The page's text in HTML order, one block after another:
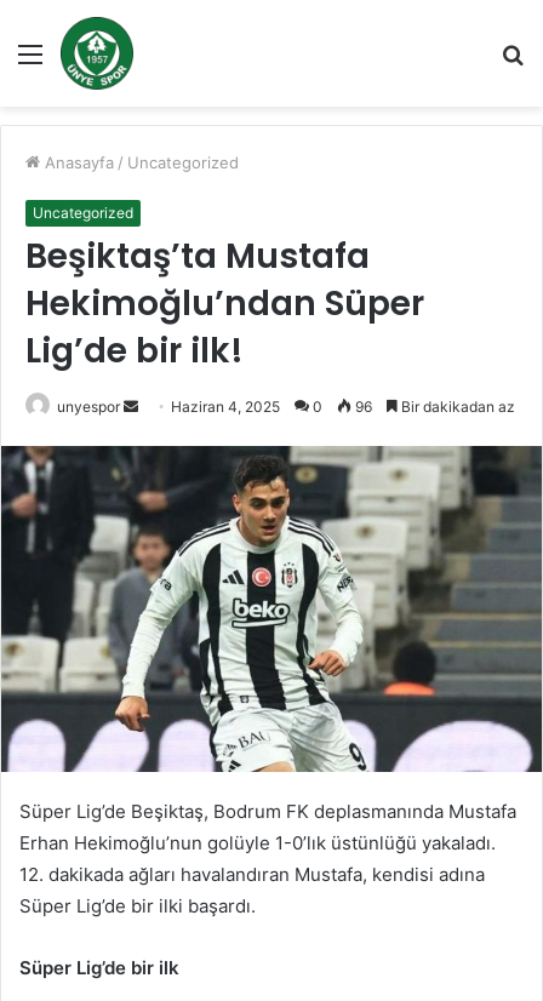
Menü
...
Anasayfa / Uncategorized
Uncategorized
Beşiktaş’ta Mustafa
Hekimoğlu’ndan Süper
Lig’de bir ilk!
unyespor
Bir
göndermek
Haziran 4, 2025 0 96 Bir dakikadan az
Süper Lig’de Beşiktaş, Bodrum FK deplasmanında Mustafa
Erhan Hekimoğlu’nun golüyle 1-0’lık üstünlüğü yakaladı.
12. dakikada ağları havalandıran Mustafa, kendisi adına
Süper Lig’de bir ilki başardı.
Süper Lig’de bir ilk